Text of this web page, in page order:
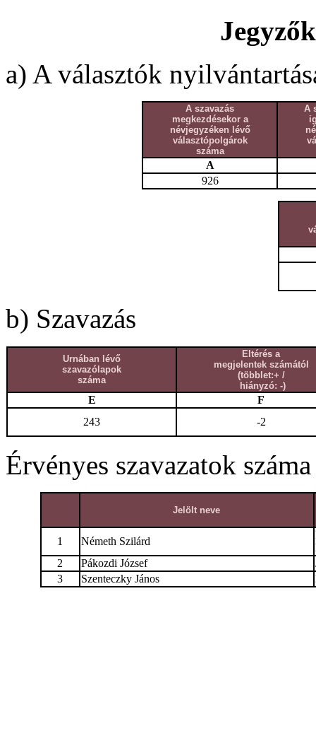
a) A választók
A szavazás
megkezdésekor a
névjegyzéken lévő
választópolgárok
száma
A
A
926
b) Szavazás
Urnában lévő
szavazólapok
száma
Eltérés a
megjelentek számától
(többlet:+ /
hiányzó: -)
E
F
243
-2
Érvényes szavazatok száma
Jelölt neve
1 Németh Szilárd
2
Pákozdi József
3
Szenteczky János